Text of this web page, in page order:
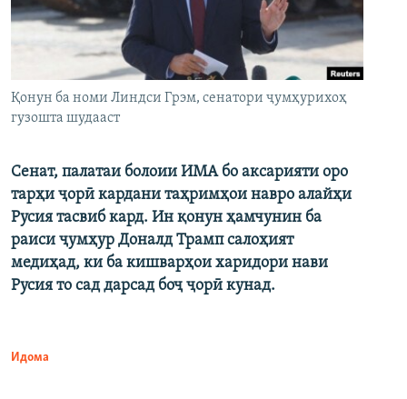
Қонун ба номи Линдси Грэм, сенатори ҷумҳурихоҳ
гузошта шудааст
Сенат, палатаи болоии ИМА бо аксарияти оро
тарҳи ҷорӣ кардани таҳримҳои навро алайҳи
Русия тасвиб кард. Ин қонун ҳамчунин ба
раиси ҷумҳур Доналд Трамп салоҳият
медиҳад, ки ба кишварҳои харидори нави
Русия то сад дарсад боҷ ҷорӣ кунад.
Идома